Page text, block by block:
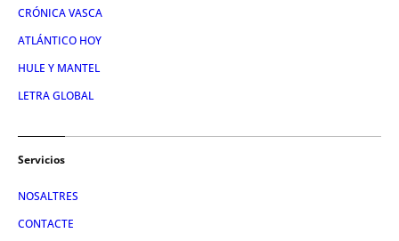
CRÓNICA VASCA
ATLÁNTICO HOY
HULE Y MANTEL
LETRA GLOBAL
Servicios
NOSALTRES
CONTACTE